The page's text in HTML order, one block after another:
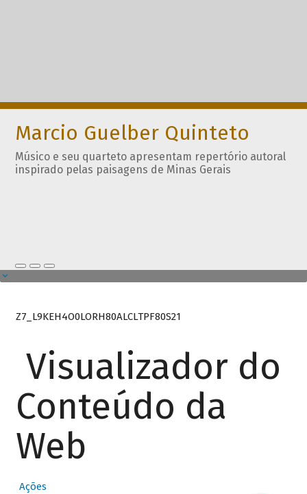
Marcio Guelber Quinteto
Músico e seu quarteto apresentam repertório autoral
inspirado pelas paisagens de Minas Gerais
Z7_L9KEH4O0LORH80ALCLTPF80S21
Visualizador do
Conteúdo da
Web
Ações